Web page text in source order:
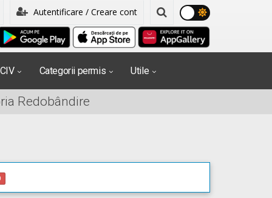
Autentificare / Creare cont
Categorii permis Utile
Redobândire